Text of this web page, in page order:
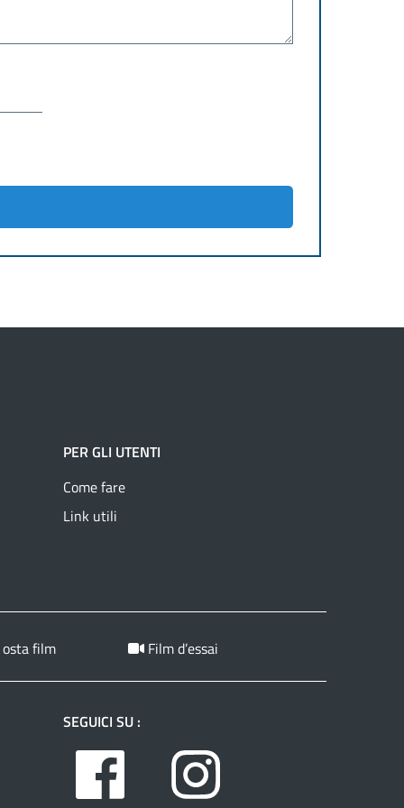
PER GLI UTENTI
Come fare
Link utili
film Film d’essai
SEGUICI SU :
Facebook